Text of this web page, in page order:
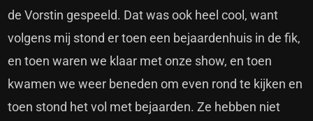
de Vorstin gespeeld. Dat was ook heel cool, want
volgens mij stond er toen een bejaardenhuis in de fik,
en toen waren we klaar met onze show, en toen
kwamen we weer beneden om even rond te kijken en
toen stond het vol met bejaarden. Ze hebben niet